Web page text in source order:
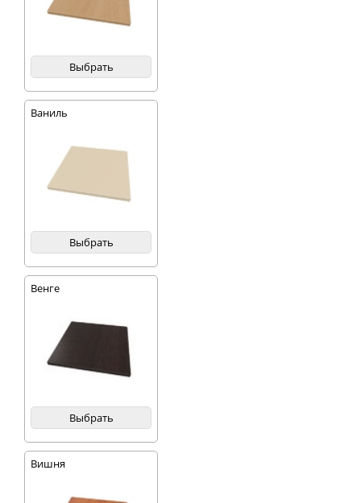
Выбрать
Ваниль
Выбрать
Венге
Выбрать
Вишня